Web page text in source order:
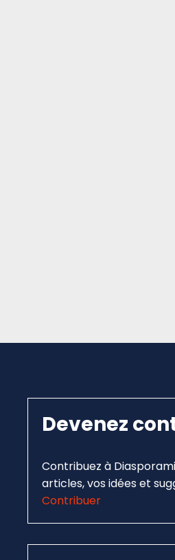
Devenez
Contribuez à
articles, vos idées et
Contribuer